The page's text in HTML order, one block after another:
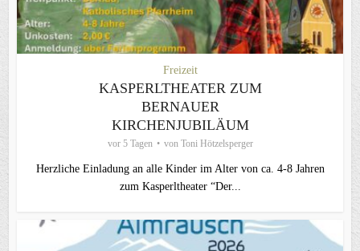
Freizeit
KASPERLTHEATER ZUM
BERNAUER
KIRCHENJUBILÄUM
vor 5 Tagen von Toni Hötzelsperger
Herzliche Einladung an alle Kinder im Alter von ca. 4-8 Jahren
zum Kasperltheater “Der...